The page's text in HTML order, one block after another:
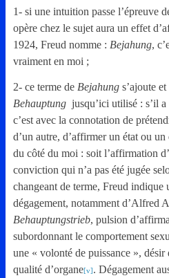
1- si une intuition passe l’épreuve
opère chez le sujet aura un effet
1924, Freud nomme : Bejahung,
vraiment en moi ;
2- ce terme de Bejahung s’ajoute
Behauptung jusqu’ici utilisé : s’il
c’est avec la connotation de
d’un autre, d’affirmer un état ou
du côté du moi : soit l’affirmation
conviction qui n’a pas été jugée
changeant de terme, Freud indique
dégagement, notamment d’Alfred
Behauptungstrieb, pulsion
subordonnant le comportement
une « volonté de puissance », désir
qualité d’organe[v] . Dégagement